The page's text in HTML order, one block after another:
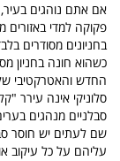
אם אתם נוהגים בעיר,
פקוקה למדי באזורים
בחניונים מסודרים
כשהוא חונה בחניון
החדש והאטרקטיבי של
סלוניקי אינה עירר
סבלניים מנהגים
שם לעתים יש חוסר
עליהם על כל עיקוב